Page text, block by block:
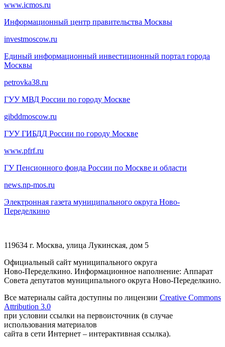
www.icmos.ru
Информационный центр правительства Москвы
investmoscow.ru
Единый информационный инвестиционный портал города
Москвы
petrovka38.ru
ГУУ МВД России по городу Москве
gibddmoscow.ru
ГУУ ГИБДД России по городу Москве
www.pfrf.ru
ГУ Пенсионного фонда России по Москве и области
news.np-mos.ru
Электронная газета муниципального округа Ново-
Переделкино
119634 г. Москва, улица Лукинская, дом 5
Официальный сайт муниципального округа
Ново-Переделкино. Информационное наполнение: Аппарат
Совета депутатов муниципального округа Ново-Переделкино.
Все материалы сайта доступны по лицензии Creative Commons
Attribution 3.0
при условии ссылки на первоисточник (в случае
использования материалов
сайта в сети Интернет – интерактивная ссылка).